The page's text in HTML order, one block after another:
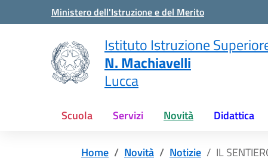
Vai ai contenuti
Vai al menu di navigazione
Ministero dell'Istruzione e del Merito
Istituto Istruzione
N. Machiavelli
Lucca
Scuola Servizi Novità Didattica
Home Novità Notizie IL